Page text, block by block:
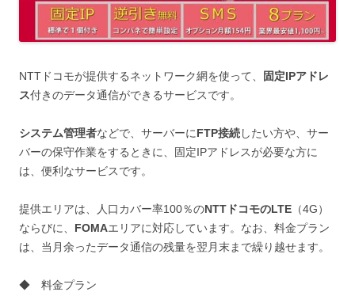
NTTドコモが提供するネットワーク網を使って、
固定IPアドレ
ス付きのデータ通信ができるサービスです。
システム管理者などで、サーバーにFTP接続したい方や、サー
バーの保守作業をするときに、固定IPアドレスが必要な方に
は、便利なサービスです。
提供エリアは、人口カバー率100％のNTTドコモのLTE （4G）
ならびに、 FOMAエリアに対応しています。なお、料金プラン
は、当月余ったデータ通信の残量を翌月末まで繰り越せます。
◆ 料金プラン